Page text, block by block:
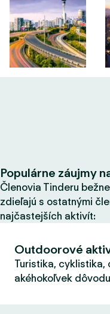
Populárne záujmy
Členovia Tinderu
zdieľajú s ostatnými
najčastejších aktivít:
Outdoorové
Turistika, cyklistika,
akéhokoľvek